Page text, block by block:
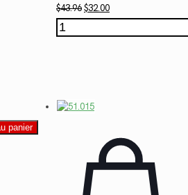
$43.96Le
prix
initial
$32.00Le
prix
actuel
quantité
de
panier